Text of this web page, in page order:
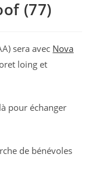
(77)
sera avec Nova
loing et
pour échanger
de bénévoles